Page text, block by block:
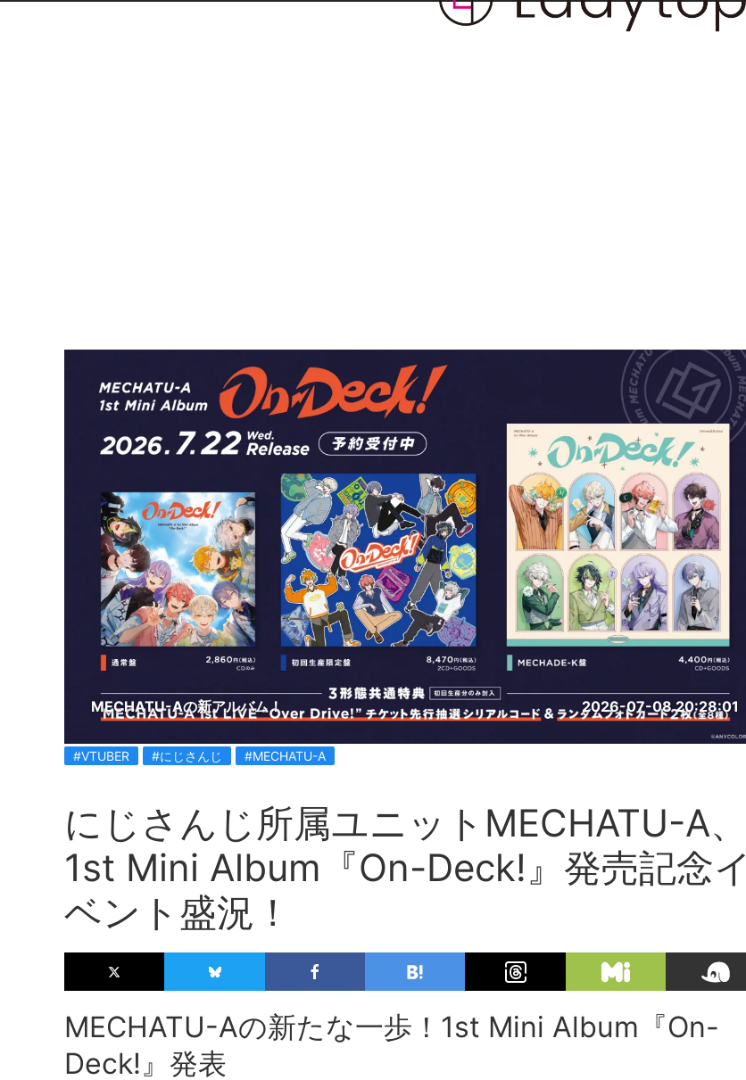
MECHATU-Aの新アルバム！ 2026-07-08 20:28:01
#VTUBER #にじさんじ #MECHATU-A
にじさんじ所属ユニットMECHATU-A、
1st Mini Album『On-Deck!』発売記念イ
ベント盛況！
MECHATU-Aの新たな一歩！1st Mini Album『On-
Deck!』発表